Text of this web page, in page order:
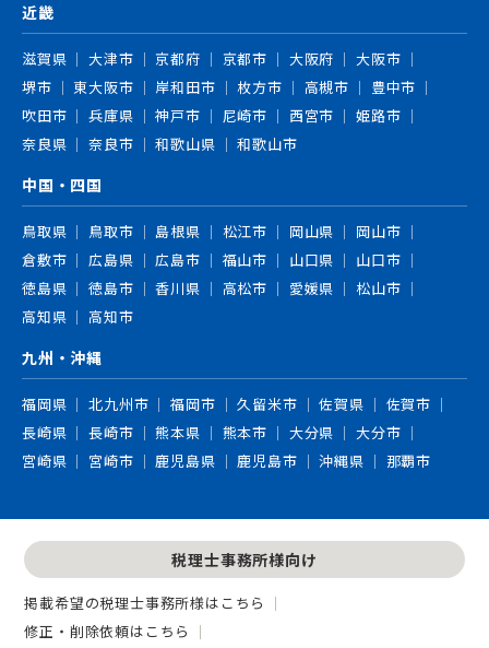
近畿
滋賀県 大津市 京都府 京都市 大阪府
大阪市
堺市
東大阪市 岸和田市 枚方市 高槻市
豊中市
吹田市
兵庫県 神戸市 尼崎市 西宮市
姫路市
奈良県
奈良市 和歌山県 和歌山市
中国・四国
鳥取県 鳥取市 島根県 松江市 岡山県
岡山市
倉敷市
広島県 広島市 福山市 山口県
山口市
徳島県
徳島市 香川県 高松市 愛媛県
松山市
高知県
高知市
九州・沖縄
福岡県 北九州市 福岡市 久留米市 佐賀県
佐賀市
長崎県
長崎市 熊本県 熊本市 大分県
大分市
宮崎県
宮崎市 鹿児島県 鹿児島市 沖縄県 那覇市
税理士事務所様向け
掲載希望の税理士事務所様はこちら
修正・削除依頼はこちら